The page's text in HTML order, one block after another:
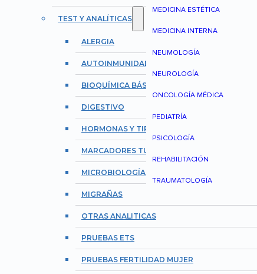
MEDICINA ESTÉTICA
MEDICINA INTERNA
NEUMOLOGÍA
NEUROLOGÍA
ONCOLOGÍA MÉDICA
PEDIATRÍA
PSICOLOGÍA
REHABILITACIÓN
TRAUMATOLOGÍA
TEST Y ANALÍTICAS
ALERGIA
AUTOINMUNIDAD Y REUMATOLOGÍA
BIOQUÍMICA BÁSICA
DIGESTIVO
HORMONAS Y TIROIDES
MARCADORES TUMORALES
MICROBIOLOGÍA E INFECCIONES
MIGRAÑAS
OTRAS ANALITICAS
PRUEBAS ETS
PRUEBAS FERTILIDAD MUJER